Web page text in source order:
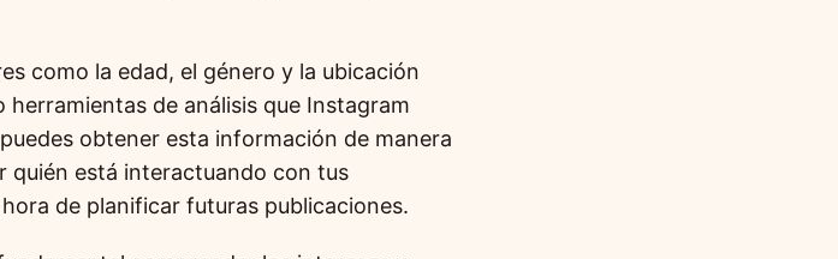
como la edad, el género y la ubicación
de análisis que Instagram
obtener esta información de manera
quién está interactuando con tus
de planificar futuras publicaciones.